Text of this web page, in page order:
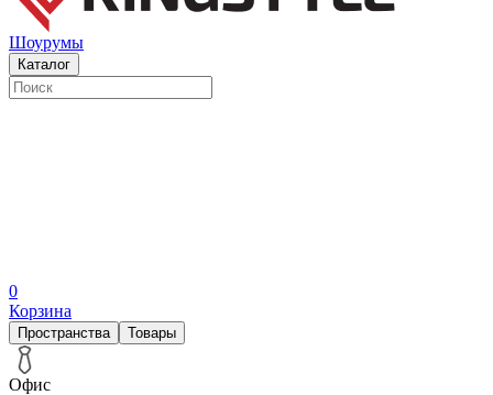
Шоурумы
Каталог
0
Корзина
Пространства Товары
Офис